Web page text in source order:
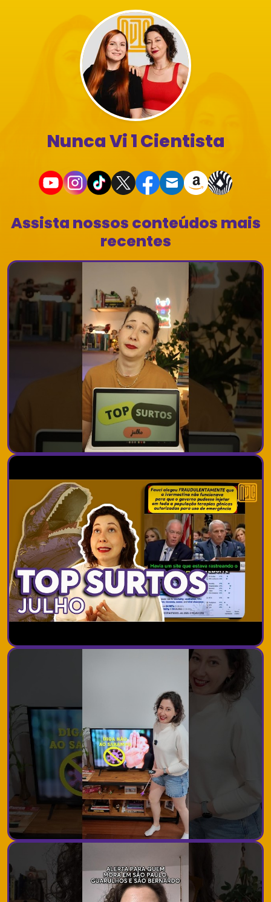
Nunca Vi 1 Cientista
Assista nossos conteúdos mais
recentes